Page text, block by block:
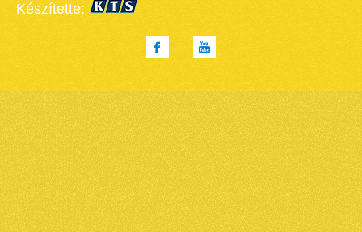
Készítette: